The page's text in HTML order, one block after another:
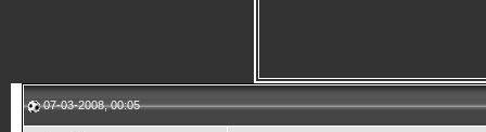
07-03-2008, 00:05